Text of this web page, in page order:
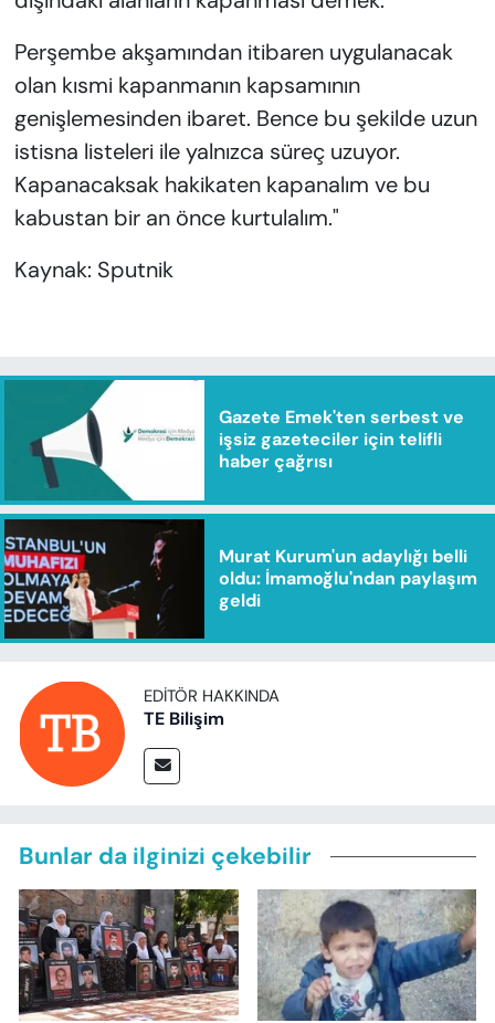
Perşembe akşamından itibaren uygulanacak
olan kısmi kapanmanın kapsamının
genişlemesinden ibaret. Bence bu şekilde uzun
istisna listeleri ile yalnızca süreç uzuyor.
Kapanacaksak hakikaten kapanalım ve bu
kabustan bir an önce kurtulalım."
Kaynak: Sputnik
Gazete Emek'ten serbest ve
işsiz gazeteciler için telifli
haber çağrısı
Murat Kurum'un adaylığı belli
oldu: İmamoğlu'ndan paylaşım
geldi
EDITÖR HAKKINDA
TE Bilişim
Bunlar da ilginizi çekebilir